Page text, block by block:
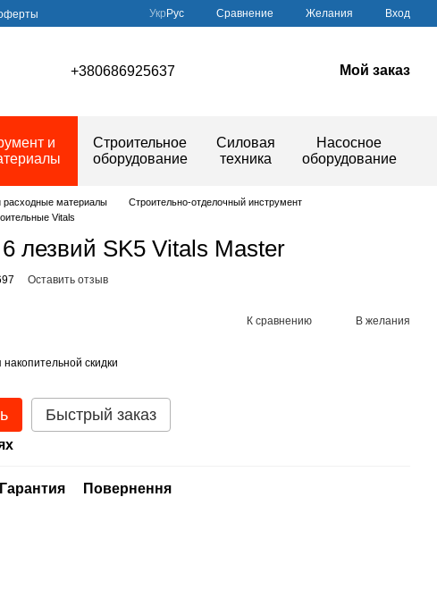
Укр Рус Сравнение Желания Вход
+380686925637 Мой заказ
и
Строительное
оборудование
Силовая
техника
Насосное
оборудование
расходные материалы
Строительно-отделочный инструмент
Vitals
​​лезвий SK5 Vitals Master
Оставить отзыв
К сравнению В желания
скидки
Быстрый заказ
Гарантия Повернення